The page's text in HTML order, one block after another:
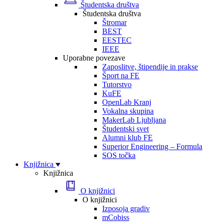
Študentska društva
Študentska društva
Štromar
BEST
EESTEC
IEEE
Uporabne povezave
Zaposlitve, štipendije in prakse
Šport na FE
Tutorstvo
KuFE
OpenLab Kranj
Vokalna skupina
MakerLab Ljubljana
Študentski svet
Alumni klub FE
Superior Engineering – Formula
SOS točka
Knjižnica
Knjižnica
O knjižnici
O knjižnici
Izposoja gradiv
mCobiss